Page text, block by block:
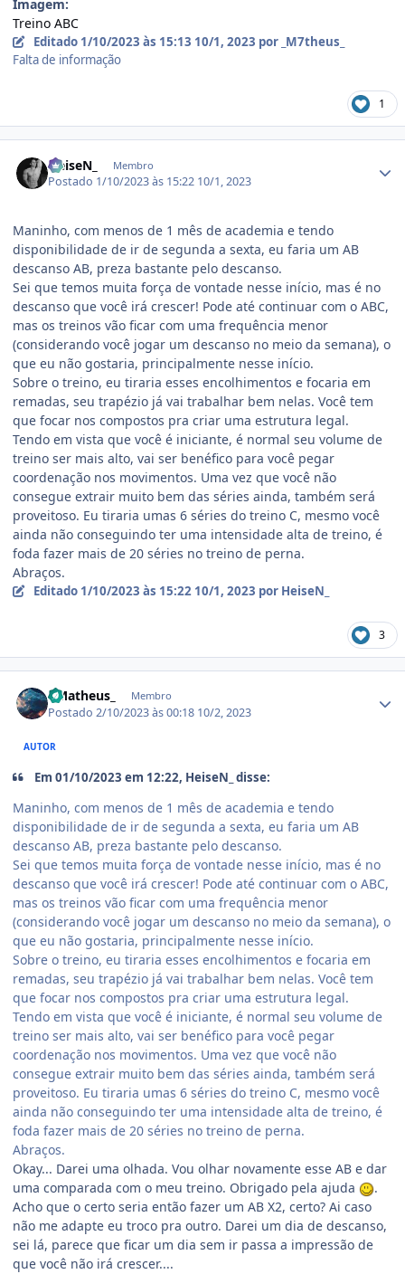
Imagem:
Treino ABC
Editado 1/10/2023 às 15:13 10/1, 2023 por _M7theus_
Falta de informação
1
HeiseN_ Membro
Postado 1/10/2023 às 15:22 10/1, 2023
Maninho, com menos de 1 mês de academia e tendo
disponibilidade de ir de segunda a sexta, eu faria um AB
descanso AB, preza bastante pelo descanso.
Sei que temos muita força de vontade nesse início, mas é no
descanso que você irá crescer! Pode até continuar com o ABC,
mas os treinos vão ficar com uma frequência menor
(considerando você jogar um descanso no meio da semana), o
que eu não gostaria, principalmente nesse início.
Sobre o treino, eu tiraria esses encolhimentos e focaria em
remadas, seu trapézio já vai trabalhar bem nelas. Você tem
que focar nos compostos pra criar uma estrutura legal.
Tendo em vista que você é iniciante, é normal seu volume de
treino ser mais alto, vai ser benéfico para você pegar
coordenação nos movimentos. Uma vez que você não
consegue extrair muito bem das séries ainda, também será
proveitoso. Eu tiraria umas 6 séries do treino C, mesmo você
ainda não conseguindo ter uma intensidade alta de treino, é
foda fazer mais de 20 séries no treino de perna.
Abraços.
Editado 1/10/2023 às 15:22 10/1, 2023 por HeiseN_
3
- Matheus_ Membro
Postado2/10/2023 às 00:18 10/2, 2023
AUTOR
Em 01/10/2023 em 12:22, HeiseN_ disse:
Maninho, com menos de 1 mês de academia e tendo
disponibilidade de ir de segunda a sexta, eu faria um AB
descanso AB, preza bastante pelo descanso.
Sei que temos muita força de vontade nesse início, mas é no
descanso que você irá crescer! Pode até continuar com o ABC,
mas os treinos vão ficar com uma frequência menor
(considerando você jogar um descanso no meio da semana), o
que eu não gostaria, principalmente nesse início.
Sobre o treino, eu tiraria esses encolhimentos e focaria em
remadas, seu trapézio já vai trabalhar bem nelas. Você tem
que focar nos compostos pra criar uma estrutura legal.
Tendo em vista que você é iniciante, é normal seu volume de
treino ser mais alto, vai ser benéfico para você pegar
coordenação nos movimentos. Uma vez que você não
consegue extrair muito bem das séries ainda, também será
proveitoso. Eu tiraria umas 6 séries do treino C, mesmo você
ainda não conseguindo ter uma intensidade alta de treino, é
foda fazer mais de 20 séries no treino de perna.
Abraços.
Okay... Darei uma olhada. Vou olhar novamente esse AB e dar
uma comparada com o meu treino. Obrigado pela ajuda
.
Acho que o certo seria então fazer um AB X2, certo? Ai caso
não me adapte eu troco pra outro. Darei um dia de descanso,
sei lá, parece que ficar um dia sem ir passa a impressão de
que você não irá crescer....